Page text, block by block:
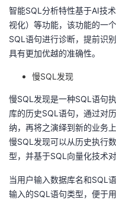
客
论
坛
的
圈
我
的
我
动
关
注
我
的
开
发
我
的
Programs
我
的
智能SQL 分析特性基于AI技
视化）等功能，该功能的一
SQL 语句进行诊断，提前识
具有更加优越的准确性。
慢SQL 发现
慢SQL 发现是一种SQL 语句
库的历史SQL 语句，通过对
纳，再将之演绎到新的业务
慢SQL 发现可以从历史执行
型，并基于SQL 向量化技术对
当用户输入数据库名和SQL
输入的SQL 语句类型，便于